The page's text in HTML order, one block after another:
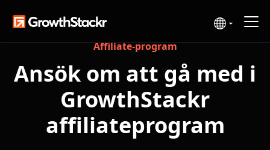
Affiliate-program
Ansök om att gå med i
GrowthStackr
affiliateprogram